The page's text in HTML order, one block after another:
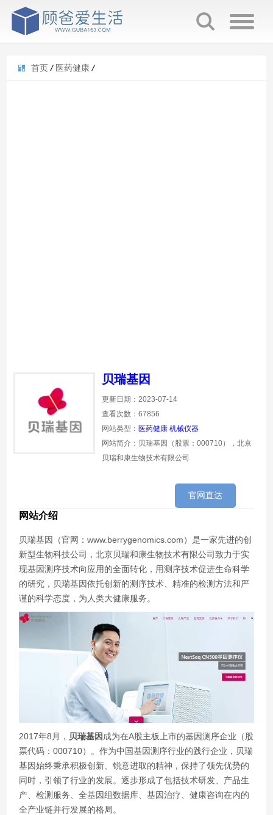
首页 / 医药健康 /
贝瑞基因
更新日期：2023-07-14
查看次数：67856
网站类型： 医药健康 机械仪器
网站简介：贝瑞基因（股票：000710），北京
贝瑞和康生物技术有限公司
官网直达
网站介绍
贝瑞基因（官网：www.berrygenomics.com）是一家先进的创
新型生物科技公司，北京贝瑞和康生物技术有限公司致力于实
现基因测序技术向应用的全面转化，用测序技术促进生命科学
的研究，贝瑞基因依托创新的测序技术、精准的检测方法和严
谨的科学态度，为人类大健康服务。
2017年8月， 贝瑞基因成为在A股主板上市的基因测序企业（股
票代码：000710）。作为中国基因测序行业的践行企业，贝瑞
基因始终秉承积极创新、锐意进取的精神，保持了领先优势的
同时，引领了行业的发展。逐步形成了包括技术研发、产品生
产、检测服务、全基因组数据库、基因治疗、健康咨询在内的
全产业链并行发展的格局。